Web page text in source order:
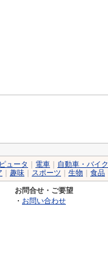
ュータ 電車 自動車・バイク
趣味 スポーツ 生物 食品
お問合せ・ご要望
・ お問い合わせ